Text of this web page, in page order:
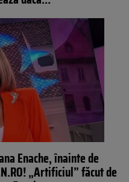
Enache, înainte de
„Artificiul” făcut de